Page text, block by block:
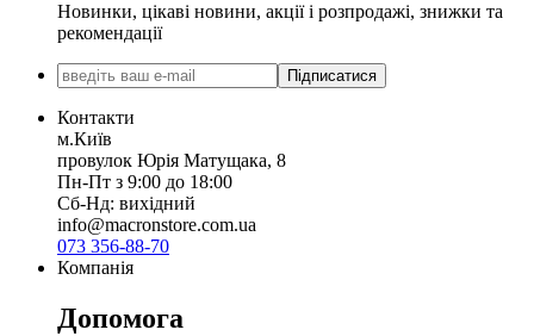
Новинки, цікаві новини, акції і розпродажі, знижки та
рекомендації
Підписатися
Контакти
м.Київ
провулок Юрія Матущака, 8
Пн-Пт з 9:00 до 18:00
Сб-Нд: вихідний
info@macronstore.com.ua
073 356-88-70
Компанія
Допомога